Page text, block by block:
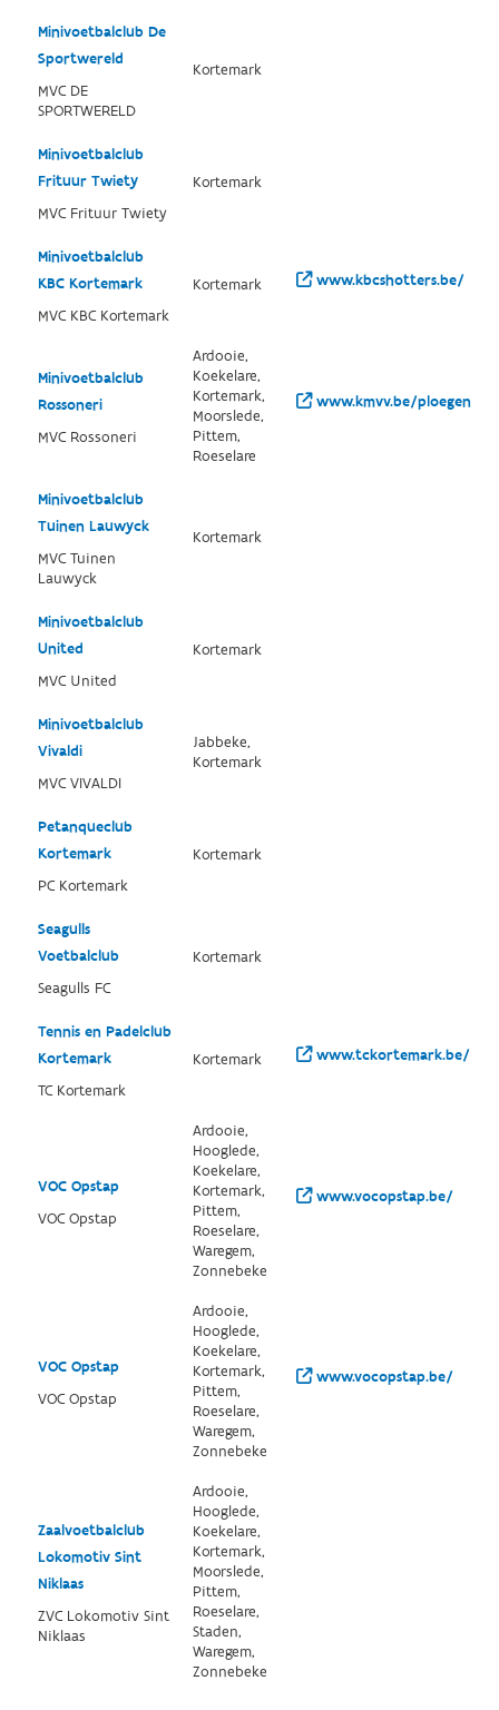
Minivoetbalclub De
Sportwereld
MVC DE
SPORTWERELD
Kortemark
Minivoetbalclub
Frituur Twiety
MVC Frituur Twiety
Kortemark
Minivoetbalclub
KBC Kortemark
MVC KBC Kortemark
Kortemark www.kbcshotters.be/
Minivoetbalclub
Rossoneri
MVC Rossoneri
Ardooie,
Koekelare,
Kortemark,
Moorslede,
Pittem,
Roeselare
www.kmvv.be/ploegen/
Minivoetbalclub
Tuinen Lauwyck
MVC Tuinen
Lauwyck
Kortemark
Minivoetbalclub
United
MVC United
Kortemark
Minivoetbalclub
Vivaldi
MVC VIVALDI
Jabbeke,
Kortemark
Petanqueclub
Kortemark
PC Kortemark
Kortemark
Seagulls
Voetbalclub
Seagulls FC
Kortemark
Tennis en Padelclub
Kortemark
TC Kortemark
Kortemark www.tckortemark.be/
VOC Opstap
VOC Opstap
Ardooie,
Hooglede,
Koekelare,
Kortemark,
Pittem,
Roeselare,
Waregem,
Zonnebeke
www.vocopstap.be/
VOC Opstap
VOC Opstap
Ardooie,
Hooglede,
Koekelare,
Kortemark,
Pittem,
Roeselare,
Waregem,
Zonnebeke
www.vocopstap.be/
Zaalvoetbalclub
Lokomotiv Sint
Niklaas
ZVC Lokomotiv Sint
Niklaas
Ardooie,
Hooglede,
Koekelare,
Kortemark,
Moorslede,
Pittem,
Roeselare,
Staden,
Waregem,
Zonnebeke